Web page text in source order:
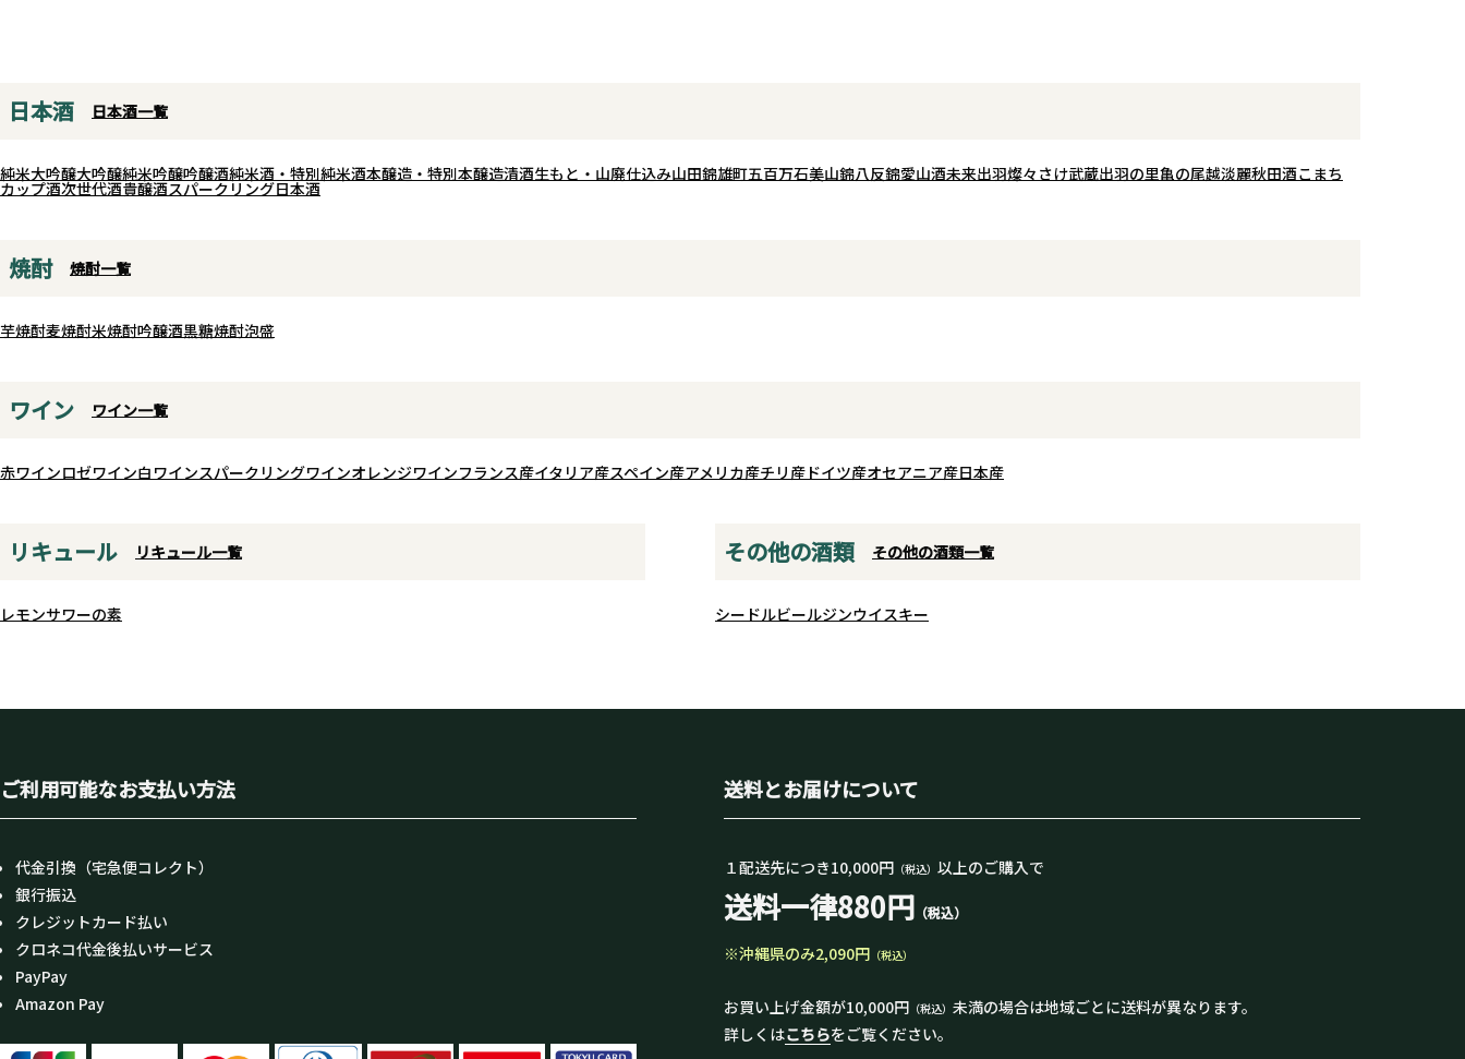
出した逸品です。
が豊かに広がり、後味は綺麗にキレ
ていきます。コストパフォーマンス
かな酸と静かな余韻、奥行きのある
香り、まろやかさとエレガントなキ
綺麗で爽やかな余韻へ。米の旨味と
てあります。
ら蒸留した焼酎を使用するサステナ
日本酒 日本酒一覧
純米大吟醸大吟醸純米吟醸吟醸酒純米酒・特別純米酒本醸造・特別本醸造清酒生もと・山廃仕込み山田錦雄町五百万石美山錦八反錦愛山酒未来出羽燦々 さけ武蔵出羽の里亀の尾越淡麗秋田酒こまち
カップ酒次世代酒貴醸酒スパークリング日本酒
焼酎 焼酎一覧
芋焼酎麦焼酎米焼酎吟醸酒黒糖焼酎泡盛
ワイン ワイン一覧
赤ワインロゼワイン白ワインスパークリングワインオレンジワインフランス産イタリア産スペイン産アメリカ産チリ産 ドイツ産オセアニア産日本産
リキュール リキュール一覧
レモンサワーの素
その他の酒類 その他の酒類一覧
シードルビールジンウイスキー
ご利用可能なお支払い方法
代金引換（宅急便コレクト）
銀行振込
クレジットカード払い
クロネコ代金後払いサービス
PayPay
Amazon Pay
送料とお届けについて
１配送先につき10,000円 （税込） 以上のご購入で
送料一律880円 （税込）
※沖縄県のみ2,090円 （税込）
お買い上げ金額が10,000円 （税込） 未満の場合は地域ごとに送料が異なります。
詳しくはこちらをご覧ください。